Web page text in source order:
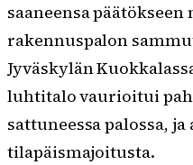
saaneensa
rakennuspalon
Jyväskylän
luhtitalo vaurioitui
sattuneessa palossa,
tilapäismajoitusta.